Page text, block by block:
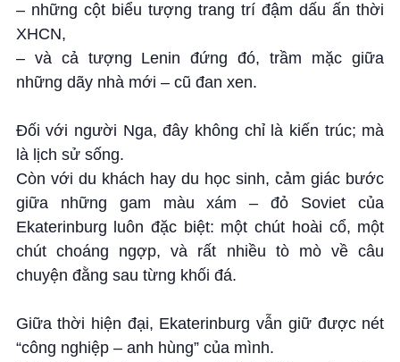
– những cột biểu tượng trang trí đậm dấu ấn thời
XHCN,
– và cả tượng Lenin đứng đó, trầm mặc giữa
những dãy nhà mới – cũ đan xen.
Đối với người Nga, đây không chỉ là kiến trúc; mà
là lịch sử sống.
Còn với du khách hay du học sinh, cảm giác bước
giữa những gam màu xám – đỏ Soviet của
Ekaterinburg luôn đặc biệt: một chút hoài cổ, một
chút choáng ngợp, và rất nhiều tò mò về câu
chuyện đằng sau từng khối đá.
Giữa thời hiện đại, Ekaterinburg vẫn giữ được nét
“công nghiệp – anh hùng” của mình.